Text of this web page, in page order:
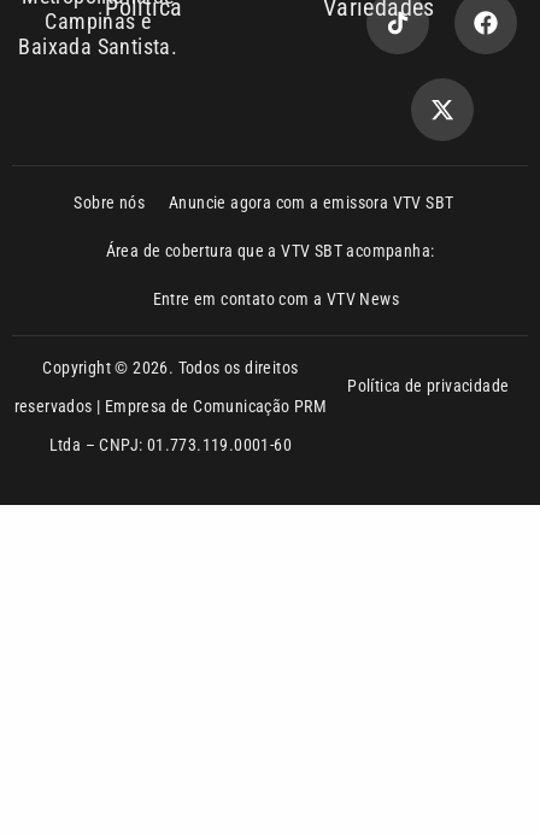
Anuncie agora com a emissora VTV SBT
Copyright © 2026. Todos os direitos